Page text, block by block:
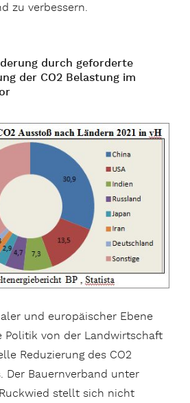
zu verbessern.
durch geforderte
der CO2 Belastung im
und europäischer Ebene
Politik von der Landwirtschaft
Reduzierung des CO2
Der Bauernverband unter
stellt sich nicht